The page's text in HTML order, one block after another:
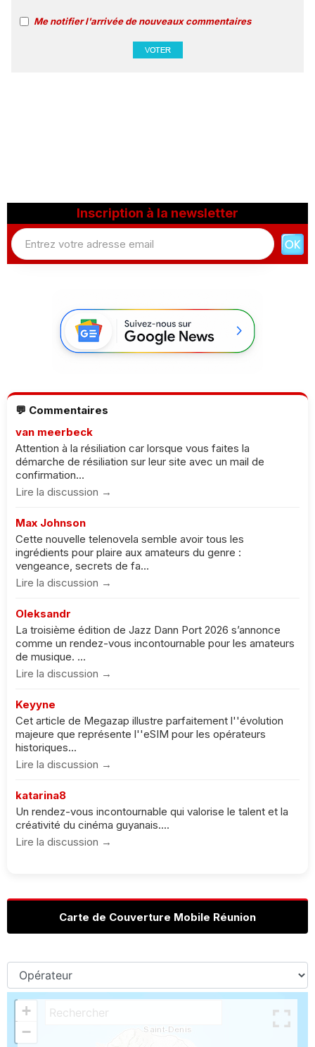
Me notifier l'arrivée de nouveaux commentaires
Inscription à la newsletter
💬 Commentaires
van meerbeck
Attention à la résiliation car lorsque vous faites la
démarche de résiliation sur leur site avec un mail de
confirmation...
Lire la discussion →
Max Johnson
Cette nouvelle telenovela semble avoir tous les
ingrédients pour plaire aux amateurs du genre :
vengeance, secrets de fa...
Lire la discussion →
Oleksandr
La troisième édition de Jazz Dann Port 2026 s’annonce
comme un rendez-vous incontournable pour les amateurs
de musique. ...
Lire la discussion →
Keyyne
Cet article de Megazap illustre parfaitement l''évolution
majeure que représente l''eSIM pour les opérateurs
historiques...
Lire la discussion →
katarina8
Un rendez-vous incontournable qui valorise le talent et la
créativité du cinéma guyanais....
Lire la discussion →
Carte de Couverture Mobile Réunion